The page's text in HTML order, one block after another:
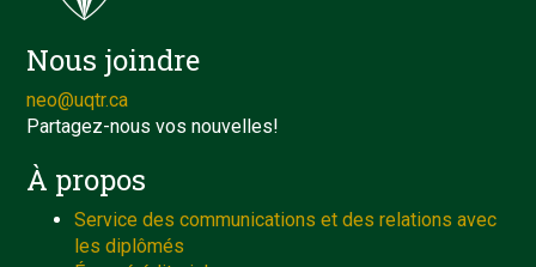
Nous joindre
neo@uqtr.ca
Partagez-nous vos nouvelles!
À propos
Service des communications et des relations avec
les diplômés